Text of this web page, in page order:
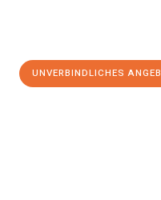
UNVERBINDLICHES